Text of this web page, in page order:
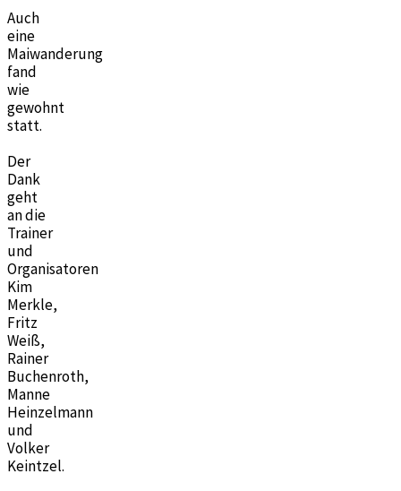
Auch
eine
Maiwanderung
fand
wie
gewohnt
statt.
Der
Dank
geht
an die
Trainer
und
Organisatoren
Kim
Merkle,
Fritz
Weiß,
Rainer
Buchenroth,
Manne
Heinzelmann
und
Volker
Keintzel.